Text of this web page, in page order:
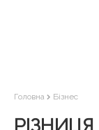
Головна Бізнес